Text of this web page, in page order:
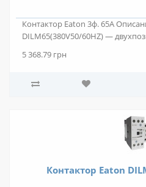
Контактор Eaton 3ф. 65А
DILM65(380V50/60HZ) —
5 368.79 грн
Контактор Eaton